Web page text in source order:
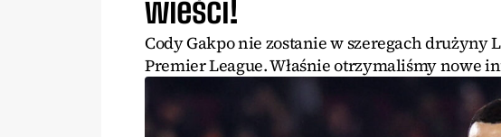
wieści!
Cody Gakpo nie zostanie w szeregach
Premier League. Właśnie otrzymaliśmy nowe